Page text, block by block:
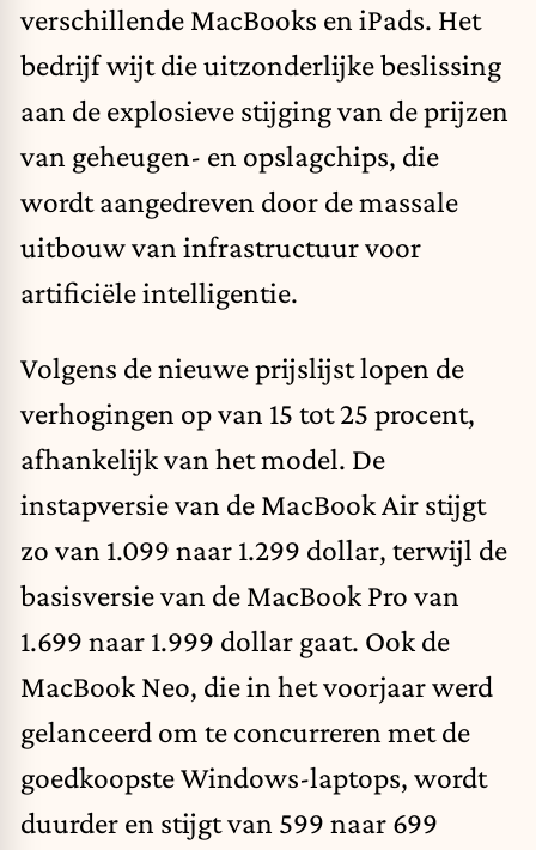
verschillende MacBooks en iPads. Het
bedrijf wijt die uitzonderlijke beslissing
aan de explosieve stijging van de prijzen
van geheugen- en opslagchips, die
wordt aangedreven door de massale
uitbouw van infrastructuur voor
artificiële intelligentie.
Volgens de nieuwe prijslijst lopen de
verhogingen op van 15 tot 25 procent,
afhankelijk van het model. De
instapversie van de MacBook Air stijgt
zo van 1.099 naar 1.299 dollar, terwijl de
basisversie van de MacBook Pro van
1.699 naar 1.999 dollar gaat. Ook de
MacBook Neo, die in het voorjaar werd
gelanceerd om te concurreren met de
goedkoopste Windows-laptops, wordt
duurder en stijgt van 599 naar 699